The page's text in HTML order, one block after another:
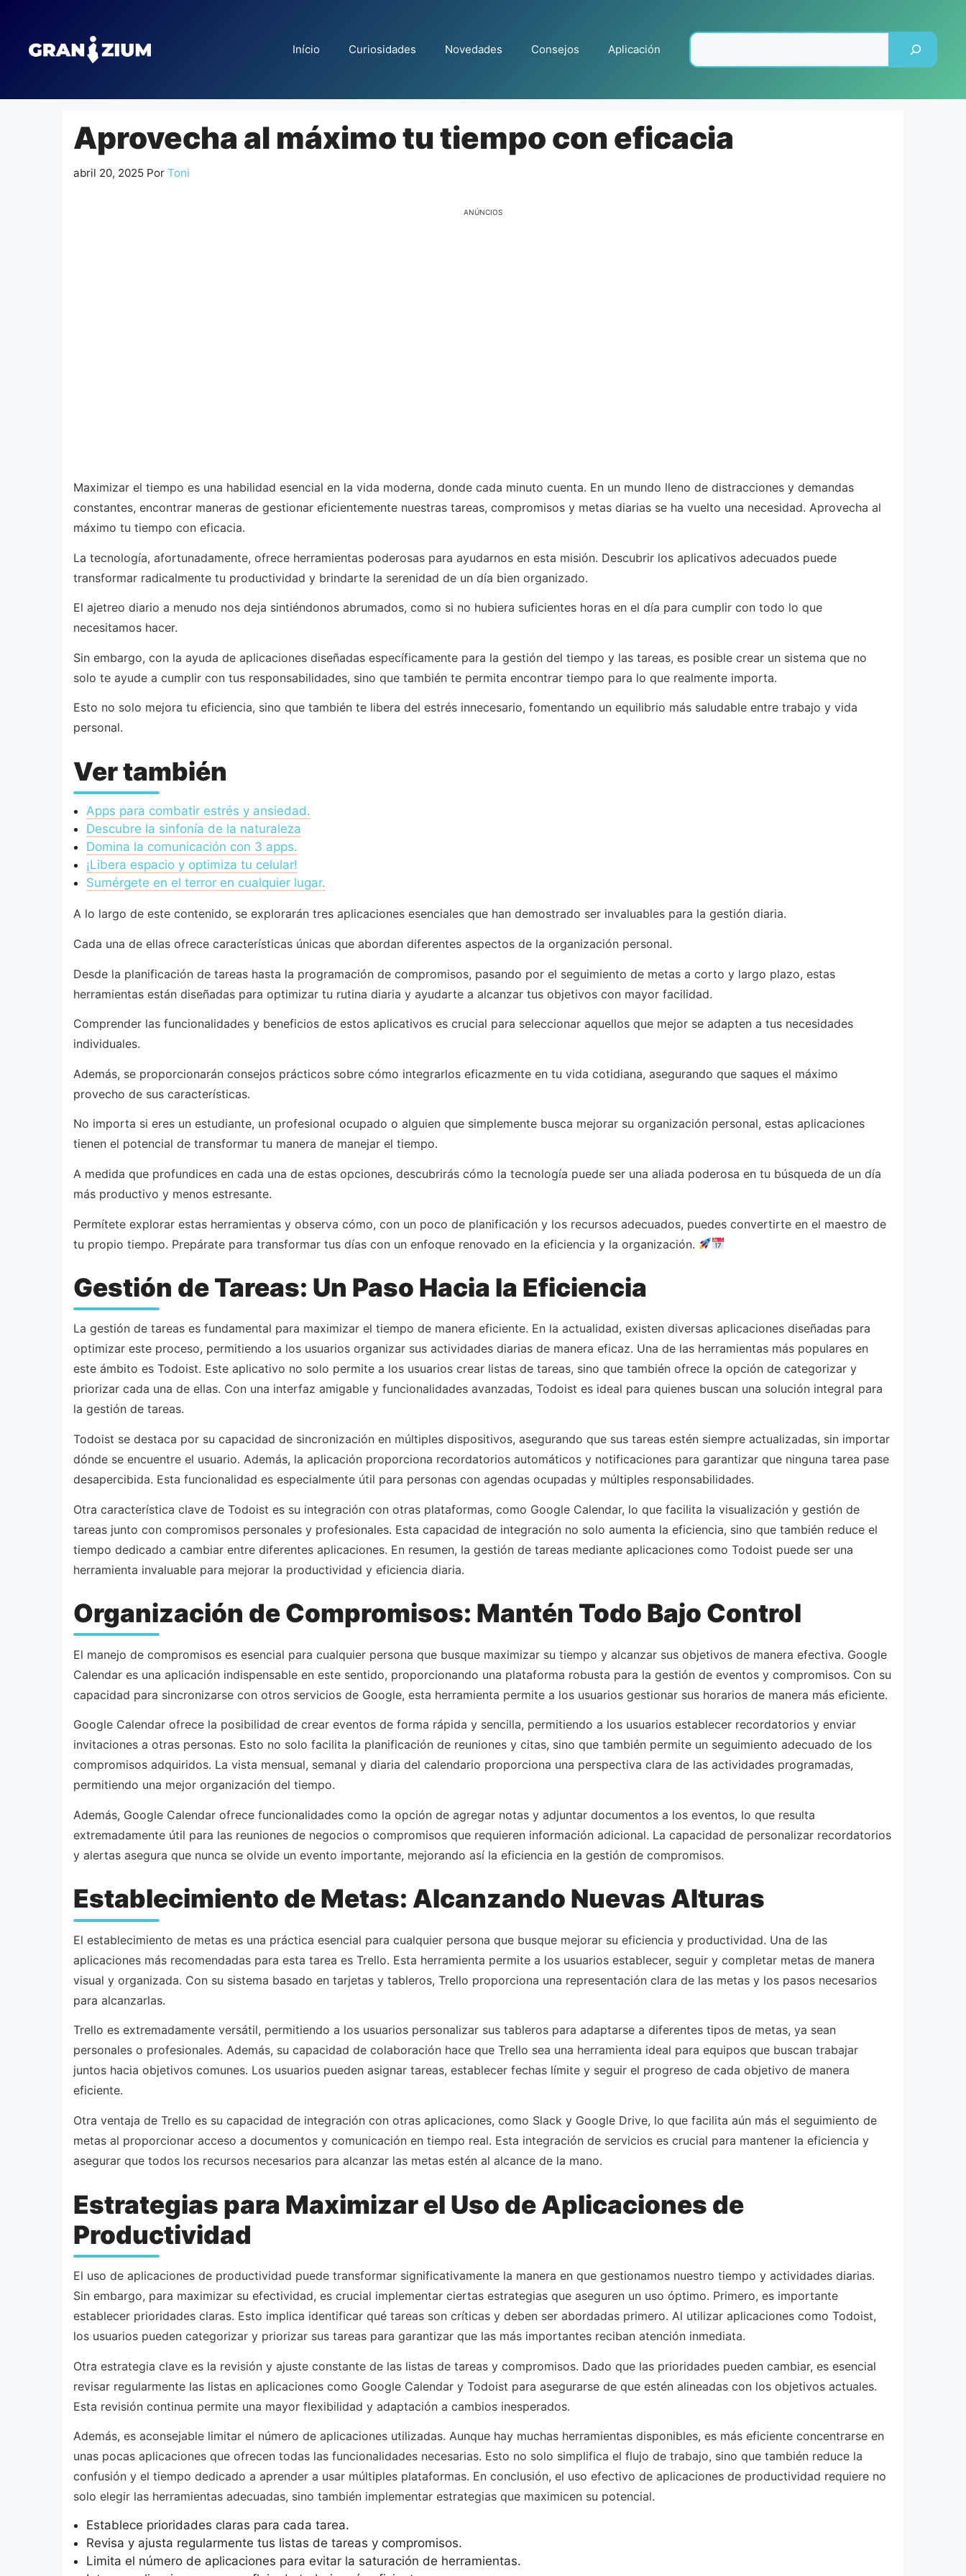
Início Curiosidades Novedades Consejos Aplicación
Aprovecha al máximo tu tiempo con eficacia
abril 20, 2025 Por Toni
ANÚNCIOS
Maximizar el tiempo es una habilidad esencial en la vida moderna, donde cada minuto cuenta. En un mundo lleno de distracciones y demandas
constantes, encontrar maneras de gestionar eficientemente nuestras tareas, compromisos y metas diarias se ha vuelto una necesidad. Aprovecha al
máximo tu tiempo con eficacia.
La tecnología, afortunadamente, ofrece herramientas poderosas para ayudarnos en esta misión. Descubrir los aplicativos adecuados puede
transformar radicalmente tu productividad y brindarte la serenidad de un día bien organizado.
El ajetreo diario a menudo nos deja sintiéndonos abrumados, como si no hubiera suficientes horas en el día para cumplir con todo lo que
necesitamos hacer.
Sin embargo, con la ayuda de aplicaciones diseñadas específicamente para la gestión del tiempo y las tareas, es posible crear un sistema que no
solo te ayude a cumplir con tus responsabilidades, sino que también te permita encontrar tiempo para lo que realmente importa.
Esto no solo mejora tu eficiencia, sino que también te libera del estrés innecesario, fomentando un equilibrio más saludable entre trabajo y vida
personal.
Ver también
Apps para combatir estrés y ansiedad.
Descubre la sinfonía de la naturaleza
Domina la comunicación con 3 apps.
¡Libera espacio y optimiza tu celular!
Sumérgete en el terror en cualquier lugar.
A lo largo de este contenido, se explorarán tres aplicaciones esenciales que han demostrado ser invaluables para la gestión diaria.
Cada una de ellas ofrece características únicas que abordan diferentes aspectos de la organización personal.
Desde la planificación de tareas hasta la programación de compromisos, pasando por el seguimiento de metas a corto y largo plazo, estas
herramientas están diseñadas para optimizar tu rutina diaria y ayudarte a alcanzar tus objetivos con mayor facilidad.
Comprender las funcionalidades y beneficios de estos aplicativos es crucial para seleccionar aquellos que mejor se adapten a tus necesidades
individuales.
Además, se proporcionarán consejos prácticos sobre cómo integrarlos eficazmente en tu vida cotidiana, asegurando que saques el máximo
provecho de sus características.
No importa si eres un estudiante, un profesional ocupado o alguien que simplemente busca mejorar su organización personal, estas aplicaciones
tienen el potencial de transformar tu manera de manejar el tiempo.
A medida que profundices en cada una de estas opciones, descubrirás cómo la tecnología puede ser una aliada poderosa en tu búsqueda de un día
más productivo y menos estresante.
Permítete explorar estas herramientas y observa cómo, con un poco de planificación y los recursos adecuados, puedes convertirte en el maestro de
tu propio tiempo. Prepárate para transformar tus días con un enfoque renovado en la eficiencia y la organización.
Gestión de Tareas: Un Paso Hacia la Eficiencia
La gestión de tareas es fundamental para maximizar el tiempo de manera eficiente. En la actualidad, existen diversas aplicaciones diseñadas para
optimizar este proceso, permitiendo a los usuarios organizar sus actividades diarias de manera eficaz. Una de las herramientas más populares en
este ámbito es Todoist. Este aplicativo no solo permite a los usuarios crear listas de tareas, sino que también ofrece la opción de categorizar y
priorizar cada una de ellas. Con una interfaz amigable y funcionalidades avanzadas, Todoist es ideal para quienes buscan una solución integral para
la gestión de tareas.
Todoist se destaca por su capacidad de sincronización en múltiples dispositivos, asegurando que sus tareas estén siempre actualizadas, sin importar
dónde se encuentre el usuario. Además, la aplicación proporciona recordatorios automáticos y notificaciones para garantizar que ninguna tarea pase
desapercibida. Esta funcionalidad es especialmente útil para personas con agendas ocupadas y múltiples responsabilidades.
Otra característica clave de Todoist es su integración con otras plataformas, como Google Calendar, lo que facilita la visualización y gestión de
tareas junto con compromisos personales y profesionales. Esta capacidad de integración no solo aumenta la eficiencia, sino que también reduce el
tiempo dedicado a cambiar entre diferentes aplicaciones. En resumen, la gestión de tareas mediante aplicaciones como Todoist puede ser una
herramienta invaluable para mejorar la productividad y eficiencia diaria.
Organización de Compromisos: Mantén Todo Bajo Control
El manejo de compromisos es esencial para cualquier persona que busque maximizar su tiempo y alcanzar sus objetivos de manera efectiva. Google
Calendar es una aplicación indispensable en este sentido, proporcionando una plataforma robusta para la gestión de eventos y compromisos. Con su
capacidad para sincronizarse con otros servicios de Google, esta herramienta permite a los usuarios gestionar sus horarios de manera más eficiente.
Google Calendar ofrece la posibilidad de crear eventos de forma rápida y sencilla, permitiendo a los usuarios establecer recordatorios y enviar
invitaciones a otras personas. Esto no solo facilita la planificación de reuniones y citas, sino que también permite un seguimiento adecuado de los
compromisos adquiridos. La vista mensual, semanal y diaria del calendario proporciona una perspectiva clara de las actividades programadas,
permitiendo una mejor organización del tiempo.
Además, Google Calendar ofrece funcionalidades como la opción de agregar notas y adjuntar documentos a los eventos, lo que resulta
extremadamente útil para las reuniones de negocios o compromisos que requieren información adicional. La capacidad de personalizar recordatorios
y alertas asegura que nunca se olvide un evento importante, mejorando así la eficiencia en la gestión de compromisos.
Establecimiento de Metas: Alcanzando Nuevas Alturas
El establecimiento de metas es una práctica esencial para cualquier persona que busque mejorar su eficiencia y productividad. Una de las
aplicaciones más recomendadas para esta tarea es Trello. Esta herramienta permite a los usuarios establecer, seguir y completar metas de manera
visual y organizada. Con su sistema basado en tarjetas y tableros, Trello proporciona una representación clara de las metas y los pasos necesarios
para alcanzarlas.
Trello es extremadamente versátil, permitiendo a los usuarios personalizar sus tableros para adaptarse a diferentes tipos de metas, ya sean
personales o profesionales. Además, su capacidad de colaboración hace que Trello sea una herramienta ideal para equipos que buscan trabajar
juntos hacia objetivos comunes. Los usuarios pueden asignar tareas, establecer fechas límite y seguir el progreso de cada objetivo de manera
eficiente.
Otra ventaja de Trello es su capacidad de integración con otras aplicaciones, como Slack y Google Drive, lo que facilita aún más el seguimiento de
metas al proporcionar acceso a documentos y comunicación en tiempo real. Esta integración de servicios es crucial para mantener la eficiencia y
asegurar que todos los recursos necesarios para alcanzar las metas estén al alcance de la mano.
Estrategias para Maximizar el Uso de Aplicaciones de
Productividad
El uso de aplicaciones de productividad puede transformar significativamente la manera en que gestionamos nuestro tiempo y actividades diarias.
Sin embargo, para maximizar su efectividad, es crucial implementar ciertas estrategias que aseguren un uso óptimo. Primero, es importante
establecer prioridades claras. Esto implica identificar qué tareas son críticas y deben ser abordadas primero. Al utilizar aplicaciones como Todoist,
los usuarios pueden categorizar y priorizar sus tareas para garantizar que las más importantes reciban atención inmediata.
Otra estrategia clave es la revisión y ajuste constante de las listas de tareas y compromisos. Dado que las prioridades pueden cambiar, es esencial
revisar regularmente las listas en aplicaciones como Google Calendar y Todoist para asegurarse de que estén alineadas con los objetivos actuales.
Esta revisión continua permite una mayor flexibilidad y adaptación a cambios inesperados.
Además, es aconsejable limitar el número de aplicaciones utilizadas. Aunque hay muchas herramientas disponibles, es más eficiente concentrarse en
unas pocas aplicaciones que ofrecen todas las funcionalidades necesarias. Esto no solo simplifica el flujo de trabajo, sino que también reduce la
confusión y el tiempo dedicado a aprender a usar múltiples plataformas. En conclusión, el uso efectivo de aplicaciones de productividad requiere no
solo elegir las herramientas adecuadas, sino también implementar estrategias que maximicen su potencial.
Establece prioridades claras para cada tarea.
Revisa y ajusta regularmente tus listas de tareas y compromisos.
Limita el número de aplicaciones para evitar la saturación de herramientas.